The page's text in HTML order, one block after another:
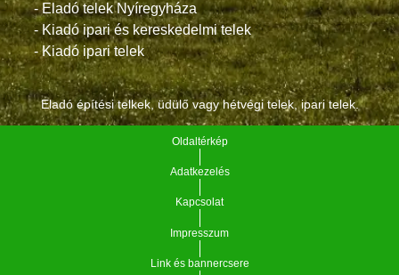
- Eladó telek Nyíregyháza
- Kiadó ipari és kereskedelmi telek
- Kiadó ipari telek
Eladó építési telkek, üdülő vagy hétvégi telek, ipari telek.
Oldaltérkép
Adatkezelés
Kapcsolat
Impresszum
Link és bannercsere